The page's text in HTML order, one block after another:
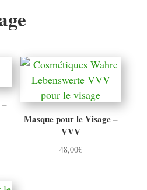
–
Masque pour le Visage –
VVV
48,00€